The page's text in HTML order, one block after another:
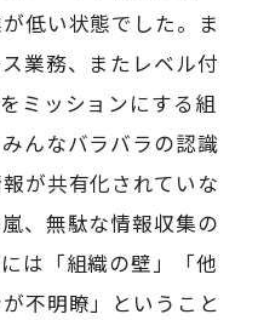
低い状態でした。ま
業務、またレベル付
ミッションにする組
んなバラバラの認識
が共有化されていな
、無駄な情報収集の
は「組織の壁」「他
不明瞭」ということ